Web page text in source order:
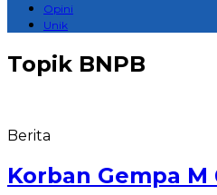
Opini
Unik
Topik BNPB
Berita
Korban Gempa